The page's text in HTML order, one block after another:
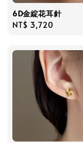
6D金綻花耳針
Regular
NT$ 3,720